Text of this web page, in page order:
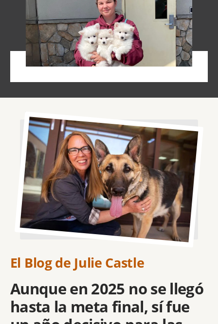
Imagen
El Blog de Julie Castle
Aunque en 2025 no se llegó
hasta la meta final, sí fue